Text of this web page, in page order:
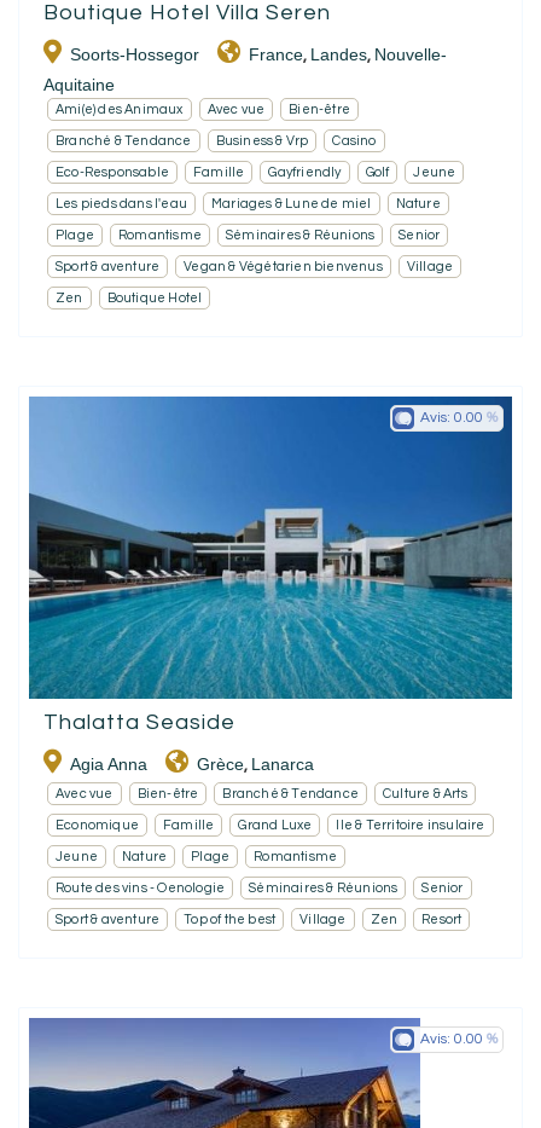
Boutique Hotel Villa Seren
Soorts-Hossegor France, Landes, Nouvelle-
Aquitaine
Ami(e) des Animaux Avec vue Bien-être
Branché & Tendance Business & Vrp Casino
Eco-Responsable Famille Gayfriendly Golf Jeune
Les pieds dans l'eau Mariages & Lune de miel Nature
Plage Romantisme Séminaires & Réunions Senior
Sport & aventure Vegan & Végétarien bienvenus Village
Zen Boutique Hotel
Thalatta Seaside
Agia Anna Grèce, Lanarca
Avis: 0.00
Avec vue Bien-être Branché & Tendance Culture & Arts
Economique Famille Grand Luxe Ile & Territoire insulaire
Jeune Nature Plage Romantisme
Route des vins - Oenologie Séminaires & Réunions Senior
Sport & aventure Top of the best Village Zen Resort
Avis: 0.00